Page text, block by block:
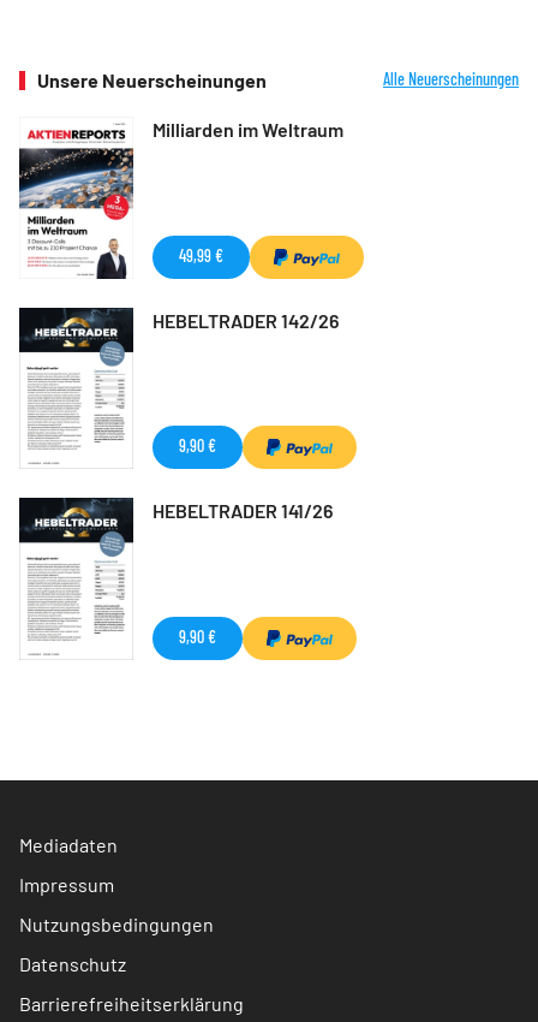
Unsere Neuerscheinungen Alle Neuerscheinungen
Milliarden im Weltraum
49,99 €
HEBELTRADER 142/26
9,90 €
HEBELTRADER 141/26
9,90 €
Mediadaten
Impressum
Nutzungsbedingungen
Datenschutz
Barrierefreiheitserklärung